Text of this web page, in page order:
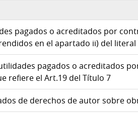
pagados o acreditados por
en el apartado ii) del literal
pagados o acreditados
refiere el Art.19 del Título 7
de derechos de autor sobre